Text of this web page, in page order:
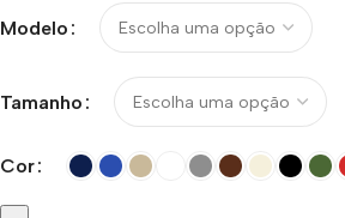
Modelo
Tamanho
Cor